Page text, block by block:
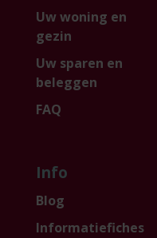
Uw woning en
gezin
Uw sparen en
beleggen
FAQ
Info
Blog
Informatiefiches